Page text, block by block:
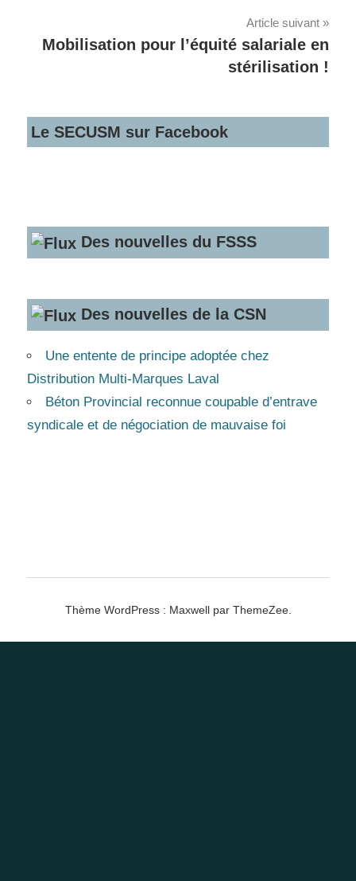
l'article
Article suivant
Mobilisation pour l’équité salariale en
stérilisation !
Le SECUSM sur Facebook
Des nouvelles du FSSS
Des nouvelles de la CSN
Une entente de principe adoptée chez
Distribution Multi-Marques Laval
Béton Provincial reconnue coupable d’entrave
syndicale et de négociation de mauvaise foi
Thème WordPress : Maxwell par ThemeZee.